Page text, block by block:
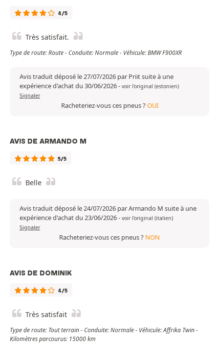
4/5
Très satisfait.
Type de route: Route - Conduite: Normale - Véhicule: BMW F900XR
Avis traduit déposé le 27/07/2026 par Priit suite à une
expérience d'achat du 30/06/2026- voir l'original (estonien)
Signaler
Racheteriez-vous ces pneus ?OUI
AVIS DE ARMANDO M
5/5
Belle
Avis traduit déposé le 24/07/2026 par Armando M suite à une
expérience d'achat du 23/06/2026- voir l'original (italien)
Signaler
Racheteriez-vous ces pneus ? NON
AVIS DE DOMINIK
4/5
Très satisfait
Type de route: Tout terrain - Conduite: Normale - Véhicule: Affrika Twin -
Kilomètres parcourus: 15000 km